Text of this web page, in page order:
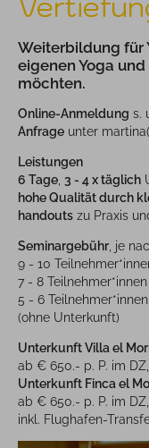
Weiterbildung für
eigenen Yoga
möchten.
Online-Anmeldung s.
Anfrage unter
Leistungen
6 Tage 3 - 4 x täglich
hohe Qualität durch
handouts zu Praxis
Seminargebühr , je
9 - 10
7 - 8 Teilnehmer*innen
5 - 6 Teilnehmer*innen
(ohne Unterkunft)
Unterkunft Villa el
ab € 650.- p. P. im
Unterkunft Finca el
ab € 650.- p. P. im
inkl. Flughafen-